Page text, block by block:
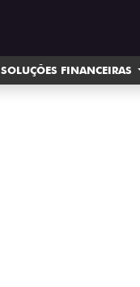
SOLUÇÕES FINANCEIRAS